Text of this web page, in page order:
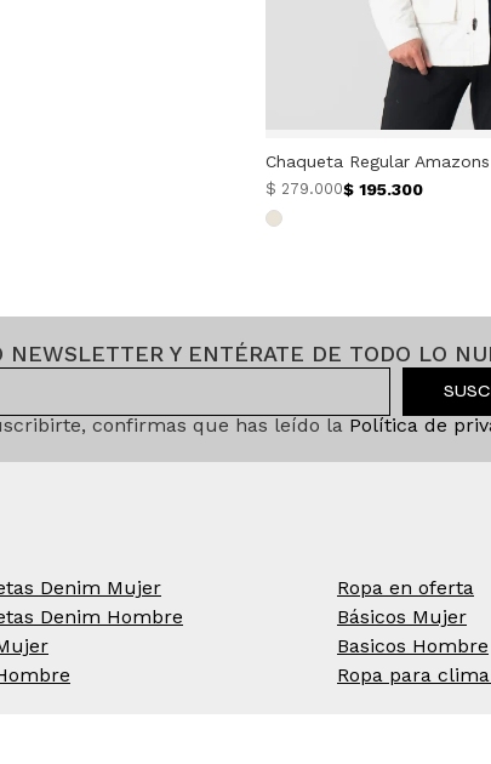
Chaqueta Regular Amazons
$ 279.000$195.300
NEWSLETTER Y ENTÉRATE DE TODO LO
confirmas que has leído la Política de
Denim Mujer
Denim Hombre
Ropa en oferta
Básicos Mujer
Basicos Hombre
Ropa para